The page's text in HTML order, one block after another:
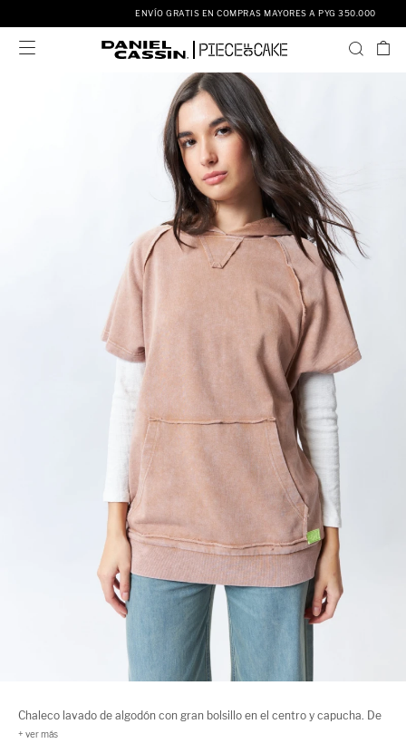
ENVÍO GRATIS EN COMPRAS MAYORES A PYG 350.000

Chaleco lavado de algodón con gran bolsillo en el centro y capucha. De
un fit oversized, es holgado, suave y cómodo.